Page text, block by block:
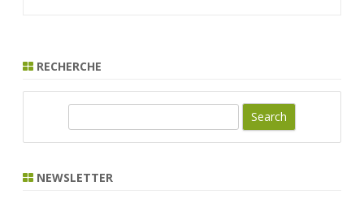
RECHERCHE
r
NEWSLETTER